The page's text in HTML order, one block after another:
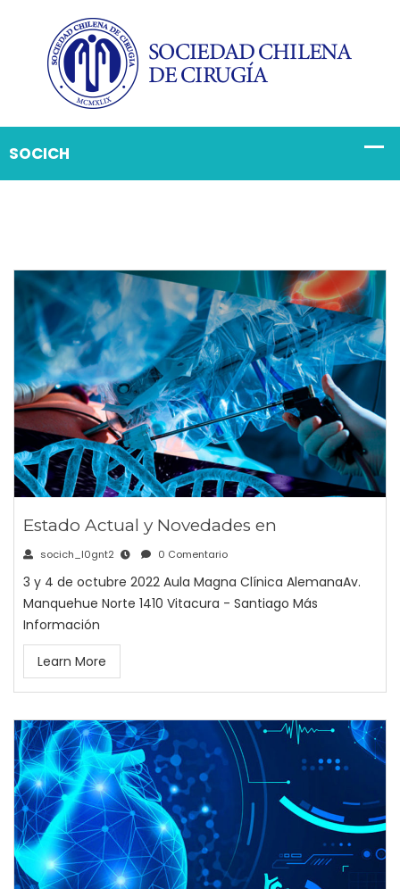
Estado Actual y Novedades en
socich_l0gnt2 0 Comentario
3 y 4 de octubre 2022 Aula Magna Clínica AlemanaAv.
Manquehue Norte 1410 Vitacura - Santiago Más
Información
Learn More